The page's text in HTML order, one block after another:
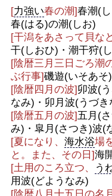
[力強い春の潮]春潮(
春(はる)の潮(しお)
[干潟をあさって貝な
干(しおひ)・潮干狩(
[陰暦三月三日ごろ潮
ぶ行事]磯遊(いそあそ
[陰暦四月の波]卯波(
なみ)・卯月波(うづき
[陰暦五月の波]五月(
み)・皐月(さつき)波(
[夏になり、 海水浴場
と。また、その日]海
[土用のころ立つ、
う
用波(どようなみ)